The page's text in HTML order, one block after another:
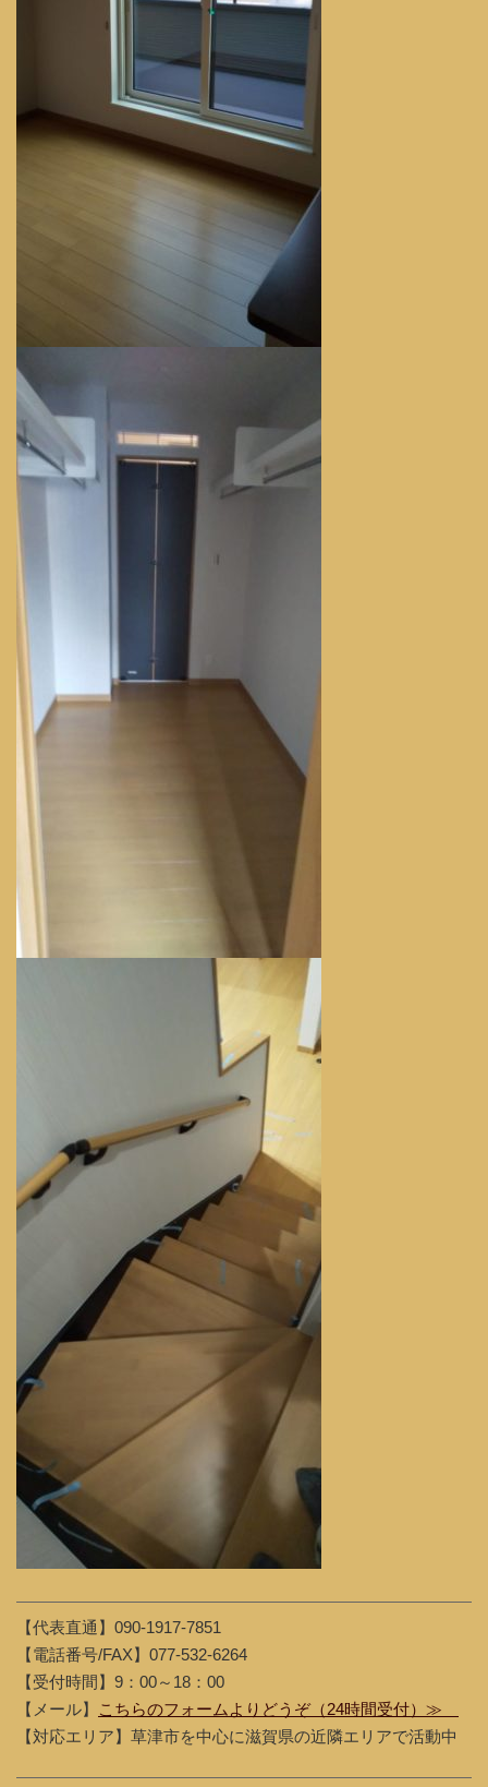
【代表直通】090-1917-7851
【電話番号/FAX】077-532-6264
【受付時間】9：00～18：00
【メール】
こちらのフォームよりどうぞ（24時間受付）≫
【対応エリア】草津市を中心に滋賀県の近隣エリアで活動中